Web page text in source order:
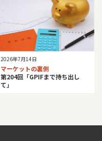
2026年7月14日
マーケットの裏側
第204回「GPIFまで持ち出し
て」